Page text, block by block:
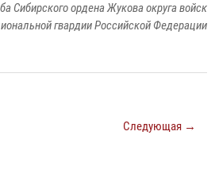
Сибирского ордена Жукова округа войск
гвардии Российской Федерации
Следующая →